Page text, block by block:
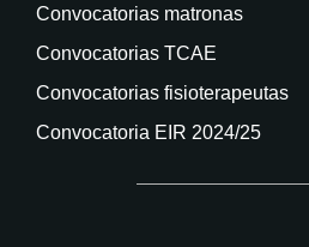
Convocatorias matronas
Convocatorias TCAE
Convocatorias fisioterapeutas
Convocatoria EIR 2024/25